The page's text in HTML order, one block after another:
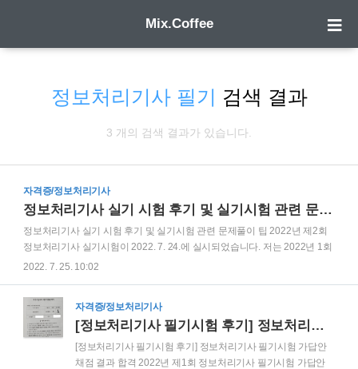
Mix.Coffee
정보처리기사 필기 검색 결과
3 개의 검색 결과가 있습니다.
자격증/정보처리기사
정보처리기사 실기 시험 후기 및 실기시험 관련 문제풀이 팁
정보처리기사 실기 시험 후기 및 실기시험 관련 문제풀이 팁 2022년 제2회
정보처리기사 실기시험이 2022. 7. 24.에 실시되었습니다. 저는 2022년 1회
필기에 합격하고 이어서 실시된 1회 실기시험에 불합격하여, 이번에 실시된
할 것으로 예상됩니다. 아래에서 정보처리기사 학습 및 시험과 관련된 제 경
험을 토대로 도움이 될 만한 내용들을 말씀드리겠습니다. 참고로 저는 비전
공자 문과생이며, 기술관련 자격증을 제외한 다른 자격증(행정사, 공인중개
사, 주택관리사, 직업상담사 등)을 취득한 경험이 있습니다. 따라서, 감히 생
각건대, 저 만의 공부방법 및 노하우를 넘치도록 보유하고 있다고 할 수 있습
2022. 7. 25. 10:02
자격증/정보처리기사
[정보처리기사 필기시험 후기] 정보처리기사 필기시험 가답안 채점 결과 합격
[정보처리기사 필기시험 후기] 정보처리기사 필기시험 가답안
채점 결과 합격 2022년 제1회 정보처리기사 필기시험 가답안